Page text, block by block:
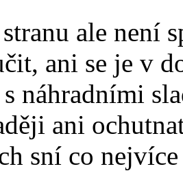
ale není
ani se je v
náhradními
ani
sní co